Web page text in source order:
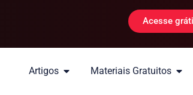
Acesse
Artigos Materiais Gratuitos